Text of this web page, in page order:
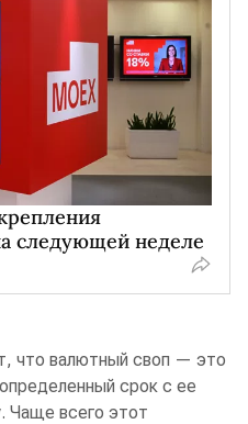
следующей неделе
что валютный своп — это
срок с ее
Чаще всего этот